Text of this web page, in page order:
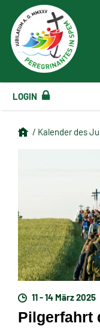
LOGIN
/ Kalender des
11 - 14 März 2025
Pilgerfahrt